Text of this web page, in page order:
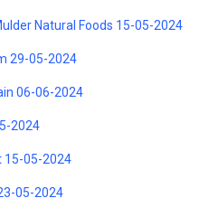
Natural Foods 15-05-2024
29-05-2024
06-06-2024
2024
15-05-2024
05-2024